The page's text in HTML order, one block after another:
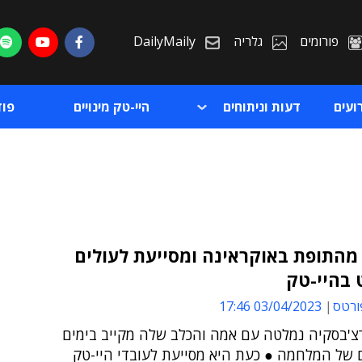
פורומים גלריה DailyMaily
דעות וניתוחים היי-טק מינויים
באוקראינה ומסייעת לעולים
בהיי-טק
03/04/2023 17:46
נמלטה עם אמה והכלב שלה מקייב בימים
של המלחמה ● כעת היא מסייעת לעובדי היי-טק